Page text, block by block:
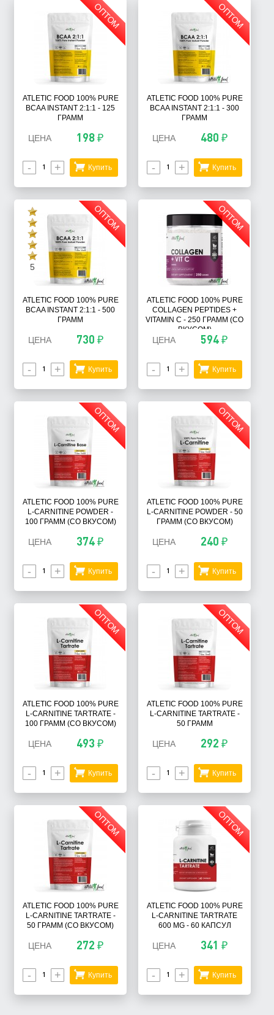
ОПТОМ
ATLETIC FOOD 100% PURE
BCAA INSTANT 2:1:1 - 125
ГРАММ
ЦЕНА 198 ₽
- + Купить
ОПТОМ
ATLETIC FOOD 100% PURE
BCAA INSTANT 2:1:1 - 300
ГРАММ
ЦЕНА 480 ₽
- + Купить
ОПТОМ
5
ATLETIC FOOD 100% PURE
BCAA INSTANT 2:1:1 - 500
ГРАММ
ЦЕНА 730 ₽
- + Купить
ОПТОМ
ATLETIC FOOD 100% PURE
COLLAGEN PEPTIDES +
VITAMIN C - 250 ГРАММ (СО
ВКУСОМ)
ЦЕНА 594 ₽
- + Купить
ОПТОМ
ATLETIC FOOD 100% PURE
L-CARNITINE POWDER -
100 ГРАММ (СО ВКУСОМ)
ЦЕНА 374 ₽
- + Купить
ОПТОМ
ATLETIC FOOD 100% PURE
L-CARNITINE POWDER - 50
ГРАММ (СО ВКУСОМ)
ЦЕНА 240 ₽
- + Купить
ОПТОМ
ATLETIC FOOD 100% PURE
L-CARNITINE TARTRATE -
100 ГРАММ (СО ВКУСОМ)
ЦЕНА 493 ₽
- + Купить
ОПТОМ
ATLETIC FOOD 100% PURE
L-CARNITINE TARTRATE -
50 ГРАММ
ЦЕНА 292 ₽
- + Купить
ОПТОМ
ATLETIC FOOD 100% PURE
L-CARNITINE TARTRATE -
50 ГРАММ (СО ВКУСОМ)
ЦЕНА 272 ₽
- + Купить
ОПТОМ
ATLETIC FOOD 100% PURE
L-CARNITINE TARTRATE
600 MG - 60 КАПСУЛ
ЦЕНА 341 ₽
- + Купить